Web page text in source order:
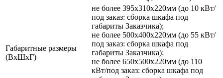
Габаритные размеры
(ВхШхГ)
не более 395х310х220мм (до 10 кВт/
под заказ: сборка шкафа под
габариты Заказчика);
не более 500х400х220мм (до 55 кВт/
под заказ: сборка шкафа под
габариты Заказчика);
не более 650х500х220мм (до 110
кВт/под заказ: сборка шкафа под